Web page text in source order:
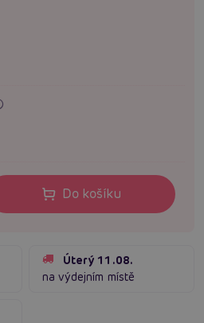
Do košíku
Úterý 11.08.
na výdejním místě